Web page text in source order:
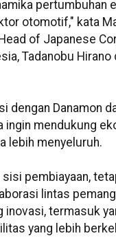
pertumbuhan
otomotif," kata
of Japanese
Tadanobu Hirano
dengan Danamon
ingin mendukung
lebih menyeluruh.
sisi pembiayaan,
lintas
inovasi, termasuk
yang lebih